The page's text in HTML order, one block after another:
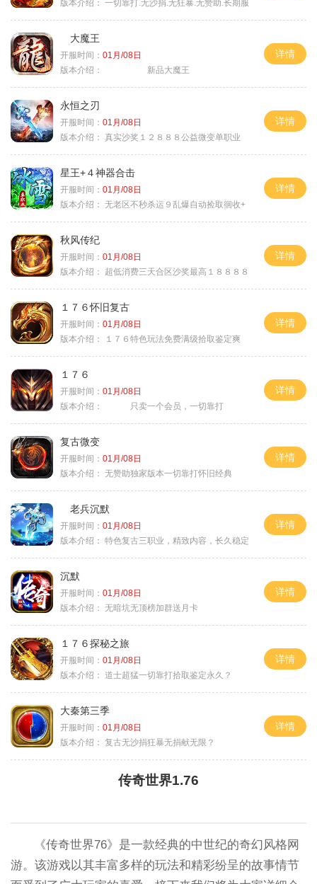
版本介绍： 一切靠打.无沙捐.无狂暴.无赞助.长期服
大魔王
开服时间： 01月/08日
版本介绍：
新品大魔王
详情
永恒之刃
开服时间： 01月/08日
版本介绍： 真实沙奖１２８８８公益微变单职业
详情
星王+４神器合击
开服时间： 01月/08日
版本介绍： 无老区不秒杀运９乱爆自动捡取徊收+
详情
秋风传纪
开服时间： 01月/08日
版本介绍：
超低消费三天合区沙奖最高１８８８８
详情
１７６怀旧复古
开服时间： 01月/08日
版本介绍：
１７６特色玩法免费满级拾取鉴定爽
详情
１７６
开服时间： 01月/08日
版本介绍：
只卖一个会员，一切靠打
详情
复古微变
开服时间： 01月/08日
版本介绍： 无赞助独家版本一切靠打怀旧经典
详情
老兵沉默
开服时间： 01月/08日
版本介绍： 特色复古三职业，精致内容，长久稳定
详情
沉默
开服时间： 01月/08日
版本介绍： 无暗坑无顶榜加群送月卡
详情
１７６探秘之旅
开服时间： 01月/08日
版本介绍： 道士超猛一切靠打拾取鉴定永久？
详情
大秦第三季
开服时间： 01月/08日
版本介绍： 复古无沙捐狂暴无捐献无限？
详情
传奇世界1.76
《传奇世界76》是一款经典的中世纪的奇幻风格网
游。该游戏以其丰富多样的玩法和精彩纷呈的故事情节